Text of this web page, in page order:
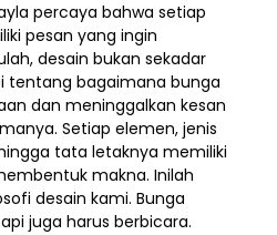
percaya bahwa setiap
pesan yang ingin
desain bukan sekadar
tentang bagaimana bunga
dan meninggalkan kesan
Setiap elemen,jenis
tata letaknya memiliki
makna. Inilah
desain kami. Bunga
juga harus berbicara.